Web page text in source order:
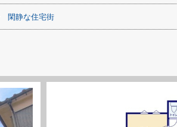
閑静な住宅街